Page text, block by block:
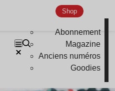
Shop
Abonnement
Magazine
Anciens numéros
Goodies